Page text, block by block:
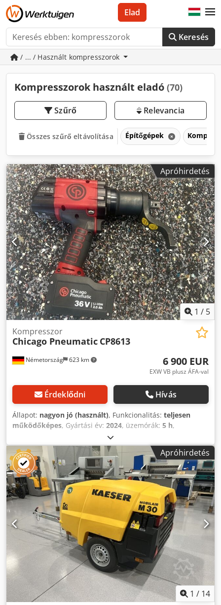
Keresés
Elad
/ ... / Használt kompresszorok
Kompresszorok használt eladó (70)
Szűrő Relevancia
Összes szűrő eltávolítása Építőgépek
Apróhirdetés
1 / 5
Németország 623 km
Kompresszor
Chicago Pneumatic CP8613
6 900 EUR
EXW VB plusz ÁFA-val
Érdeklődni Hívás
Állapot: nagyon jó (használt), Funkcionalitás: teljesen
működőképes, Gyártási év: 2024, üzemórák: 5 h,
6151570000, Bemutató
szerszámkészletünkből, tesztelt és teljesen működőképes:
Chicago pneumatikus akkus nagy nyomatékú csavarkulcs
CP8613 demonstrációs eszköz töltővel + 2 akkumulátor (36
V 2,5 Ah) Pontosság (6 szigma): +/- 4% Alapjárati
fordulatszám: 10 ford./perc Nyomatéktartomány
Min/13000-130 Torque1300:13 Nm Teljesítmény: 3/4"
négyzet Hosszúság: 318 mm Súly akkumulátorral és
reakciókarral: 5,3 kg Egyéb szerszámok ipari gyártáshoz és
karbantartáshoz külön kérésre. Dwedpev Tbpzsfx Anija
Apróhirdetés
1 / 14